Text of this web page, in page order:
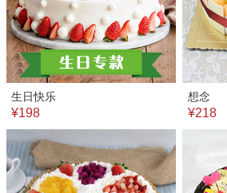
生日快乐
¥198
想念
¥218